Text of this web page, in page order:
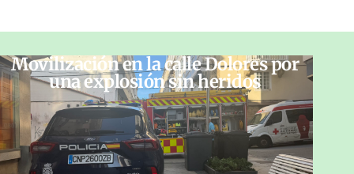
Movilización en la calle Dolores por
una explosión sin heridos